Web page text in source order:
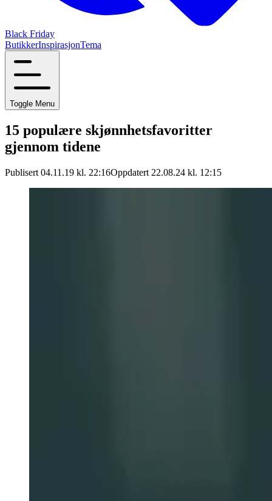
Black Friday
ButikkerInspirasjonTema
Toggle Menu
15 populære skjønnhetsfavoritter
gjennom tidene
Publisert 04.11.19 kl. 22:16Oppdatert 22.08.24 kl. 12:15